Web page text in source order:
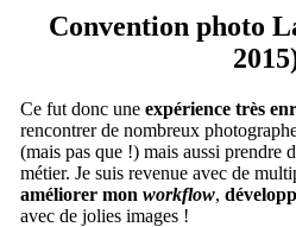
Convention photo
Ce fut donc une expérience très
rencontrer de nombreux
(mais pas que !) mais aussi prendre
métier. Je suis revenue avec de
améliorer mon workflow,
avec de jolies images !